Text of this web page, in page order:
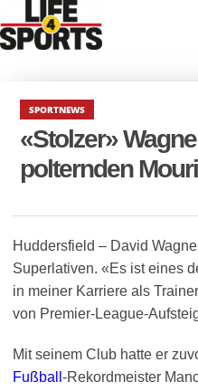
SPORTNEWS
«Stolzer»
polternden
Huddersfield – David
Superlativen. «Es ist eines
in meiner Karriere als
von Premier-League-
Mit seinem Club hatte er
Fußball -Rekordmeister